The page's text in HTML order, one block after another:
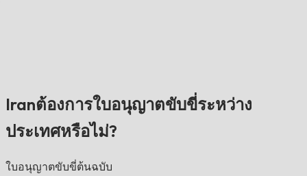
Iranต้องการใบอนุญาตขับขี่ระหว่าง
ประเทศหรือไม่?
ใบอนุญาตขับขี่ต้นฉบับ